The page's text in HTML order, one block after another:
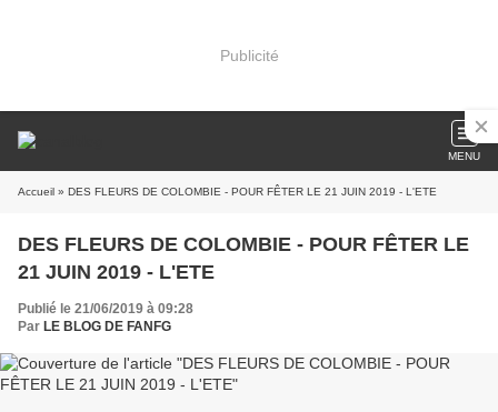
Publicité
MENU
Accueil » DES FLEURS DE COLOMBIE - POUR FÊTER LE 21 JUIN 2019 - L'ETE
DES FLEURS DE COLOMBIE - POUR FÊTER LE
21 JUIN 2019 - L'ETE
Publié le 21/06/2019 à 09:28
Par LE BLOG DE FANFG